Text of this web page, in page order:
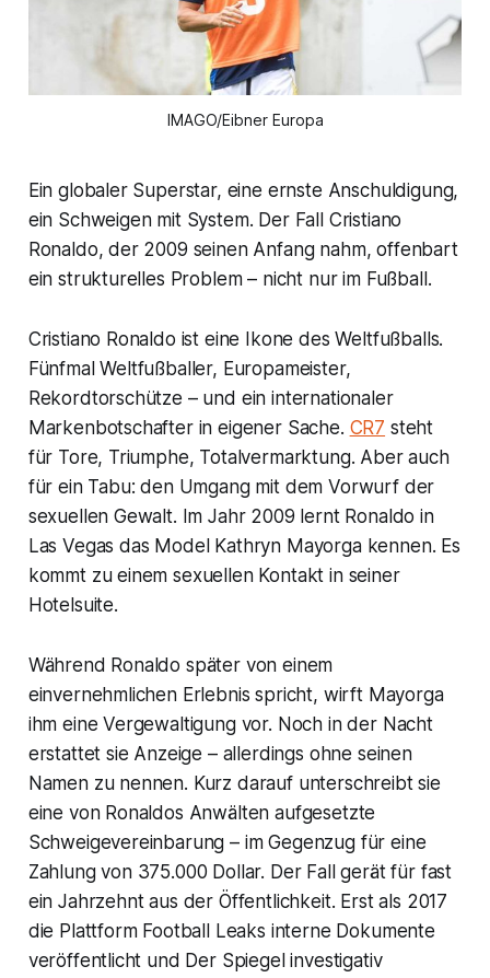
IMAGO/Eibner Europa
Ein globaler Superstar, eine ernste Anschuldigung,
ein Schweigen mit System. Der Fall Cristiano
Ronaldo, der 2009 seinen Anfang nahm, offenbart
ein strukturelles Problem – nicht nur im Fußball.
Cristiano Ronaldo ist eine Ikone des Weltfußballs.
Fünfmal Weltfußballer, Europameister,
Rekordtorschütze – und ein internationaler
Markenbotschafter in eigener Sache. CR7 steht
für Tore, Triumphe, Totalvermarktung. Aber auch
für ein Tabu: den Umgang mit dem Vorwurf der
sexuellen Gewalt. Im Jahr 2009 lernt Ronaldo in
Las Vegas das Model Kathryn Mayorga kennen. Es
kommt zu einem sexuellen Kontakt in seiner
Hotelsuite.
Während Ronaldo später von einem
einvernehmlichen Erlebnis spricht, wirft Mayorga
ihm eine Vergewaltigung vor. Noch in der Nacht
erstattet sie Anzeige – allerdings ohne seinen
Namen zu nennen. Kurz darauf unterschreibt sie
eine von Ronaldos Anwälten aufgesetzte
Schweigevereinbarung – im Gegenzug für eine
Zahlung von 375.000 Dollar. Der Fall gerät für fast
ein Jahrzehnt aus der Öffentlichkeit. Erst als 2017
die Plattform Football Leaks interne Dokumente
veröffentlicht und Der Spiegel investigativ